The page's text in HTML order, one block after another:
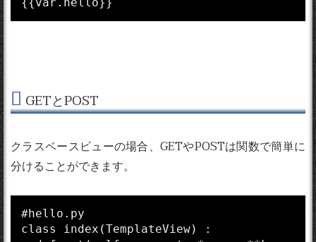
GETとPOST
クラスベースビューの場合、GETやPOSTは関数で簡単に
分けることができます。
#hello.py
class index(TemplateView) :